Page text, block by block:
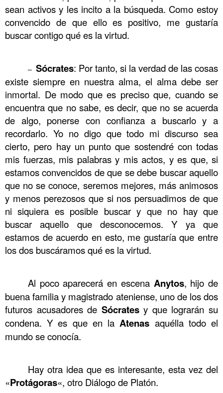
sean activos y les incito a la búsqueda. Como estoy
convencido de que ello es positivo, me gustaría
buscar contigo qué es la virtud.
– Sócrates: Por tanto, si la verdad de las cosas
existe siempre en nuestra alma, el alma debe ser
inmortal. De modo que es preciso que, cuando se
encuentra que no sabe, es decir, que no se acuerda
de algo, ponerse con confianza a buscarlo y a
recordarlo. Yo no digo que todo mi discurso sea
cierto, pero hay un punto que sostendré con todas
mis fuerzas, mis palabras y mis actos, y es que, si
estamos convencidos de que se debe buscar aquello
que no se conoce, seremos mejores, más animosos
y menos perezosos que si nos persuadimos de que
ni siquiera es posible buscar y que no hay que
buscar aquello que desconocemos. Y ya que
estamos de acuerdo en esto, me gustaría que entre
los dos buscáramos qué es la virtud.
Al poco aparecerá en escena Anytos, hijo de
buena familia y magistrado ateniense, uno de los dos
futuros acusadores de Sócratesy que lograrán su
condena. Y es que en la Atenas aquélla todo el
mundo se conocía.
Hay otra idea que es interesante, esta vez del
«Protágoras«, otro Diálogo de Platón.